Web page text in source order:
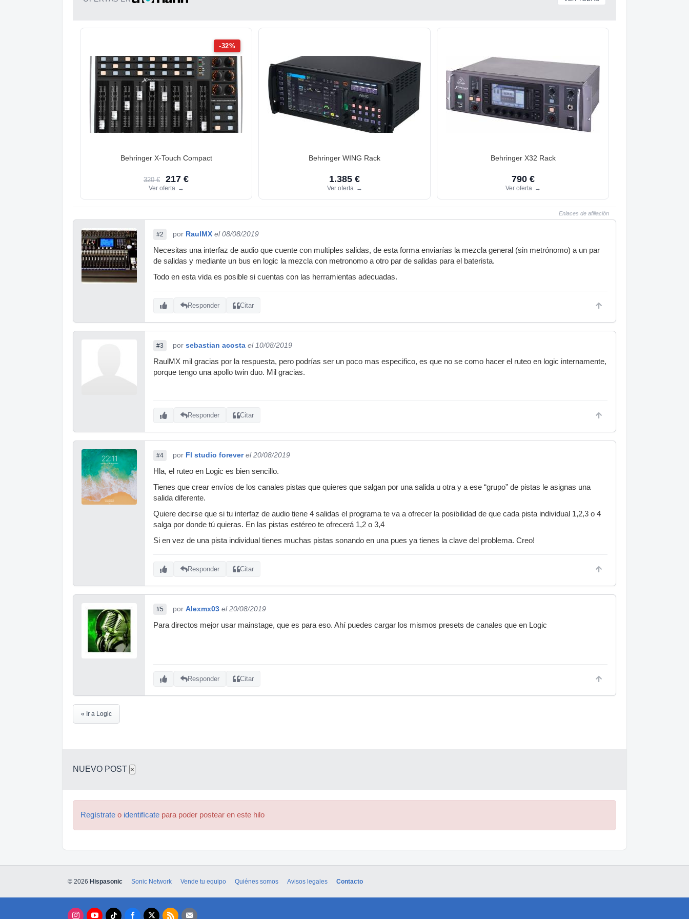
-32%
Behringer X-Touch Compact
320 € 217 €
Ver oferta →
Behringer WING Rack
1.385 €
Ver oferta →
Behringer X32 Rack
790 €
Ver oferta →
Enlaces de afiliación
#2 por RaulMX el 08/08/2019
Necesitas una interfaz de audio que cuente con multiples salidas, de esta forma enviarías la mezcla general (sin metrónomo) a un par
de salidas y mediante un bus en logic la mezcla con metronomo a otro par de salidas para el baterista.
Todo en esta vida es posible si cuentas con las herramientas adecuadas.
Responder Citar
#3 por sebastian acosta el 10/08/2019
RaulMX mil gracias por la respuesta, pero podrías ser un poco mas especifico, es que no se como hacer el ruteo en logic internamente,
porque tengo una apollo twin duo. Mil gracias.
Responder Citar
#4 por Fl studio forever el 20/08/2019
Hla, el ruteo en Logic es bien sencillo.
Tienes que crear envíos de los canales pistas que quieres que salgan por una salida u otra y a ese “grupo” de pistas le asignas una
salida diferente.
Quiere decirse que si tu interfaz de audio tiene 4 salidas el programa te va a ofrecer la posibilidad de que cada pista individual 1,2,3 o 4
salga por donde tú quieras. En las pistas estéreo te ofrecerá 1,2 o 3,4
Si en vez de una pista individual tienes muchas pistas sonando en una pues ya tienes la clave del problema. Creo!
Responder Citar
#5 por Alexmx03 el 20/08/2019
Para directos mejor usar mainstage, que es para eso. Ahí puedes cargar los mismos presets de canales que en Logic
Responder Citar
« Ir a Logic
NUEVO POST ×
Regístrate o identifícate para poder postear en este hilo
© 2026 Hispasonic Sonic Network Vende tu equipo Quiénes somos Avisos legales Contacto